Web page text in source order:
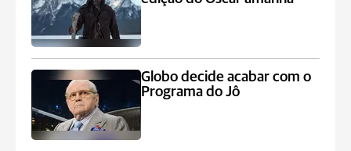
Globo decide acabar com o
Programa do Jô